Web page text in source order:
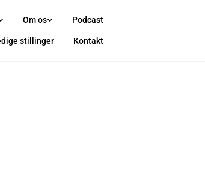
Om os Podcast
stillinger Kontakt